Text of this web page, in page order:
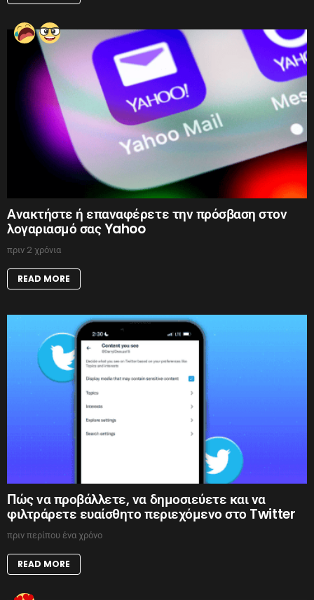
Ανακτήστε ή επαναφέρετε την πρόσβαση στον
λογαριασμό σας Yahoo
πριν 2 χρόνια
READ MORE
Πώς να προβάλλετε, να δημοσιεύετε και να
φιλτράρετε ευαίσθητο περιεχόμενο στο Twitter
πριν περίπου ένα χρόνο
READ MORE